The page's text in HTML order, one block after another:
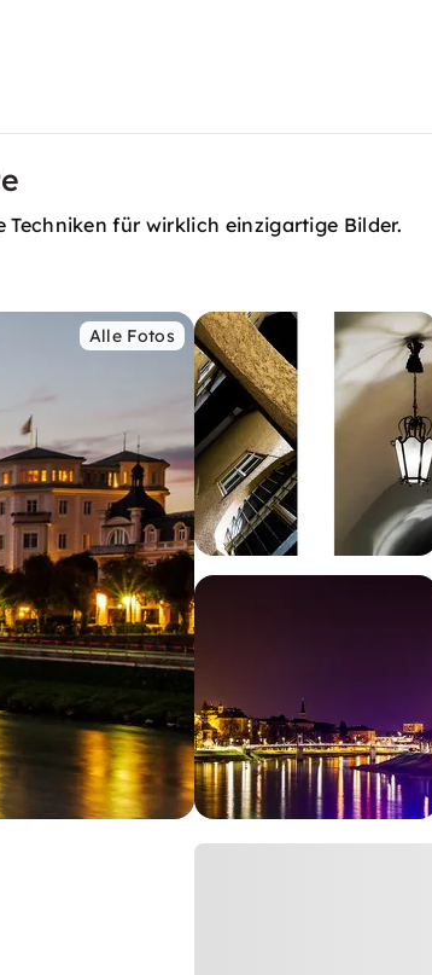
für wirklich einzigartige Bilder.
Alle Fotos